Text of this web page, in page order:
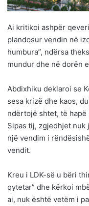
Ai kritikoi ashpër
plandosur vendin në
humbura”, ndërsa
mundur dhe në dorën
Abdixhiku deklaroi se
sesa krizë dhe kaos,
ndërtojë shtet, të
Sipas tij, zgjedhjet
një vendim i
vendit.
Kreu i LDK-së u bëri
qytetar” dhe kërkoi
ai, nuk është vetëm i